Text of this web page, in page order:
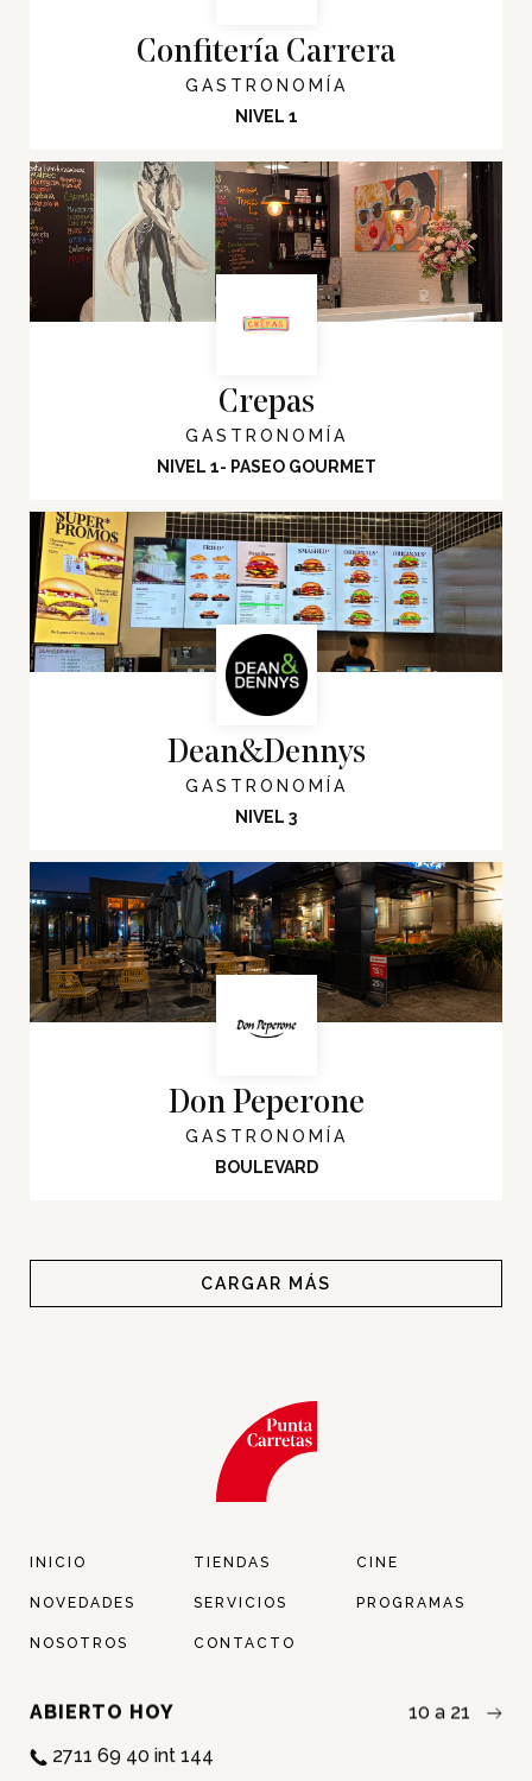
Instagram Tiktok
Confitería Carrera
GASTRONOMÍA
NIVEL 1
Crepas
GASTRONOMÍA
NIVEL 1- PASEO GOURMET
Dean&Dennys
GASTRONOMÍA
NIVEL 3
Don Peperone
GASTRONOMÍA
BOULEVARD
CARGAR MÁS
INICIO TIENDAS CINE
NOVEDADES SERVICIOS PROGRAMAS
NOSOTROS CONTACTO
ABIERTO HOY
10 a 21
2711 69 40 int 144